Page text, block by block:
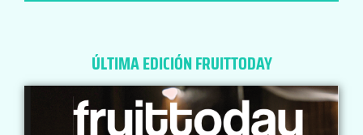
ÚLTIMA EDICIÓN FRUITTODAY